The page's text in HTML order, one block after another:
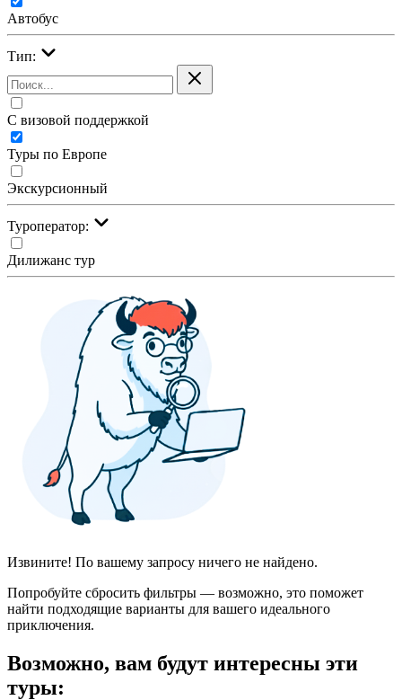
Автобус
Тип:
С визовой поддержкой
Туры по Европе
Экскурсионный
Туроператор:
Дилижанс тур
Извините! По вашему запросу ничего не найдено.
Попробуйте сбросить фильтры — возможно, это поможет
найти подходящие варианты для вашего идеального
приключения.
Возможно, вам будут интересны эти
туры: